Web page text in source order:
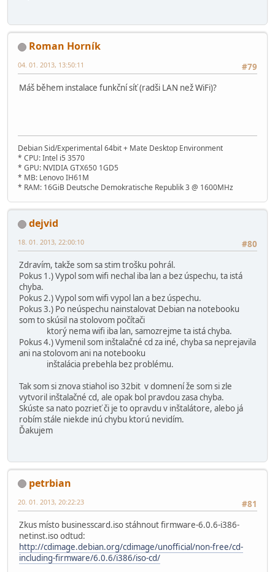
Roman Horník
#79
04. 01. 2013, 13:50:11
Máš během instalace funkční síť (radši LAN než WiFi)?
Debian Sid/Experimental 64bit + Mate Desktop Environment
* CPU: Intel i5 3570
* GPU: NVIDIA GTX650 1GD5
* MB: Lenovo IH61M
* RAM: 16GiB Deutsche Demokratische Republik 3 @ 1600MHz
dejvid
#80
18. 01. 2013, 22:00:10
Zdravím, takže som sa stim trošku pohrál.
Pokus 1.) Vypol som wifi nechal iba lan a bez úspechu, ta istá
chyba.
Pokus 2.) Vypol som wifi vypol lan a bez úspechu.
Pokus 3.) Po neúspechu nainstalovat Debian na notebooku
som to skúsil na stolovom počítači
ktorý nema wifi iba lan, samozrejme ta istá chyba.
Pokus 4.) Vymenil som inštalačné cd za iné, chyba sa neprejavila
ani na stolovom ani na notebooku
inštalácia prebehla bez problému.
Tak som si znova stiahol iso 32bit v domnení že som si zle
vytvoril inštalačné cd, ale opak bol pravdou zasa chyba.
Skúste sa nato pozrieť či je to opravdu v inštalátore, alebo já
robím stále niekde inú chybu ktorú nevidím.
Ďakujem
petrbian
#81
20. 01. 2013, 20:22:23
Zkus místo businesscard.iso stáhnout firmware-6.0.6-i386-
netinst.iso odtud:
http://cdimage.debian.org/cdimage/unofficial/non-free/cd-
including-firmware/6.0.6/i386/iso-cd/